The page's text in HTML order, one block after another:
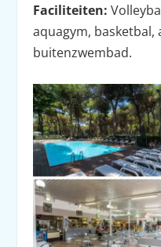
Faciliteiten:
aquagym,
buitenzwembad.